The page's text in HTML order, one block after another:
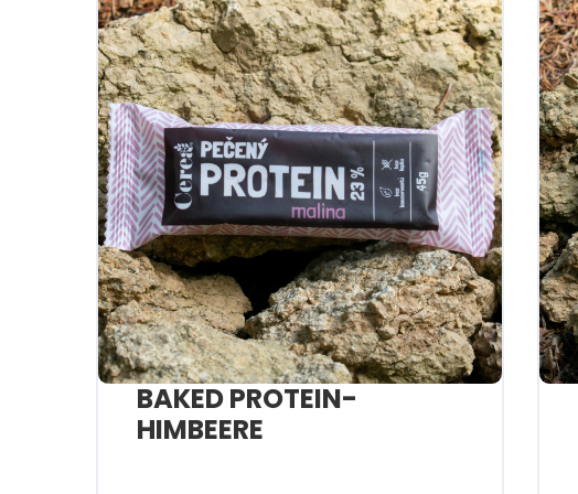
BAKED PROTEIN-
HIMBEERE